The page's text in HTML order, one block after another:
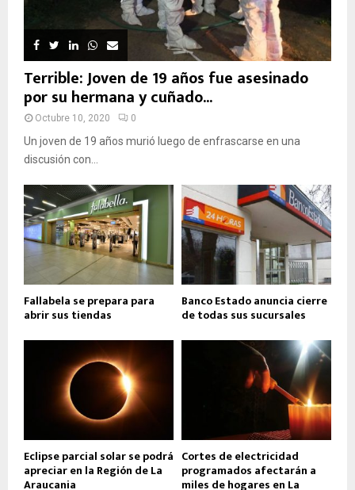
Terrible: Joven de 19 años fue asesinado
por su hermana y cuñado...
Octubre 10, 2020 0
Un joven de 19 años murió luego de enfrascarse en una
discusión con...
Fallabela se prepara para
abrir sus tiendas
Banco Estado anuncia cierre
de todas sus sucursales
Eclipse parcial solar se podrá
apreciar en la Región de La
Araucania
Cortes de electricidad
programados afectarán a
miles de hogares en La